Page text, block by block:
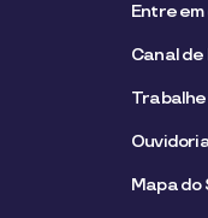
Entre
Canal
Mapa do